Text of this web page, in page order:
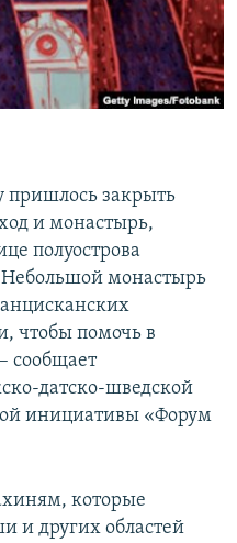
закрыть
и монастырь,
полуострова
Небольшой монастырь
чтобы помочь в
сообщает
датско-шведской
инициативы «Форум
которые
и других областей